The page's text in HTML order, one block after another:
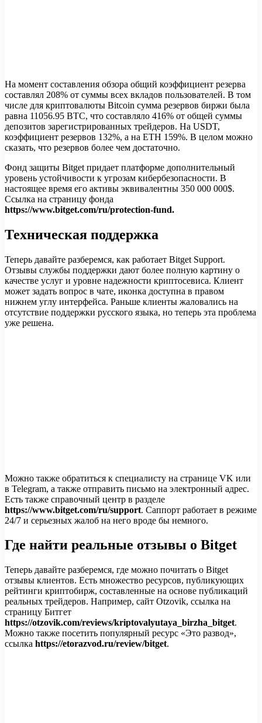
На момент составления обзора общий коэффициент резерва
составлял 208% от суммы всех вкладов пользователей. В том
числе для криптовалюты Bitcoin сумма резервов биржи была
равна 11056.95 BTC, что составляло 416% от общей суммы
депозитов зарегистрированных трейдеров. На USDT,
коэффициент резервов 132%, а на ETH 159%. В целом можно
сказать, что резервов более чем достаточно.
Фонд защиты Bitget придает платформе дополнительный
уровень устойчивости к угрозам кибербезопасности. В
настоящее время его активы эквивалентны 350 000 000$.
Ссылка на страницу фонда
https://www.bitget.com/ru/protection-fund.
Техническая поддержка
Теперь давайте разберемся, как работает Bitget Support.
Отзывы службы поддержки дают более полную картину о
качестве услуг и уровне надежности криптосевиса. Клиент
может задать вопрос в чате, иконка доступна в правом
нижнем углу интерфейса. Раньше клиенты жаловались на
отсутствие поддержки русского языка, но теперь эта проблема
уже решена.
Можно также обратиться к специалисту на странице VK или
в Telegram, а также отправить письмо на электронный адрес.
Есть также справочный центр в разделе
https://www.bitget.com/ru/support. Саппорт работает в режиме
24/7 и серьезных жалоб на него вроде бы немного.
Где найти реальные отзывы о Bitget
Теперь давайте разберемся, где можно почитать о Bitget
отзывы клиентов. Есть множество ресурсов, публикующих
рейтинги криптобирж, составленные на основе публикаций
реальных трейдеров. Например, сайт Otzovik, ссылка на
страницу Битгет
https://otzovik.com/reviews/kriptovalyutaya_birzha_bitget.
Можно также посетить популярный ресурс «Это развод»,
ссылка https://etorazvod.ru/review/bitget.